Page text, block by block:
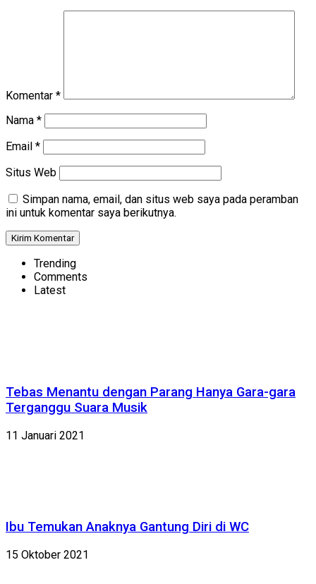
Komentar *
Nama *
Email *
Situs Web
Simpan nama, email, dan situs web saya pada peramban
ini untuk komentar saya berikutnya.
Trending
Comments
Latest
Tebas Menantu dengan Parang Hanya Gara-gara
Terganggu Suara Musik
11 Januari 2021
Ibu Temukan Anaknya Gantung Diri di WC
15 Oktober 2021